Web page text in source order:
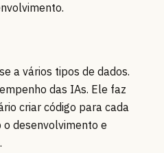
a vários tipos de dados.
das IAs. Ele faz
criar código para cada
desenvolvimento e